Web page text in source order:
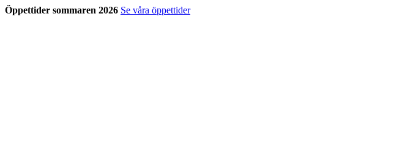
Öppettider sommaren 2026 Se våra öppettider